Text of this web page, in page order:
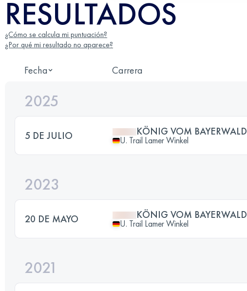
RESULTADOS
¿Cómo se calcula mi puntuación?
¿Por qué mi resultado no aparece?
Fecha Carrera
2025
5 DE JULIO KÖNIG VOM BAYERWALD
U. Trail Lamer Winkel
2023
20 DE MAYO KÖNIG VOM BAYERWALD
U. Trail Lamer Winkel
2021